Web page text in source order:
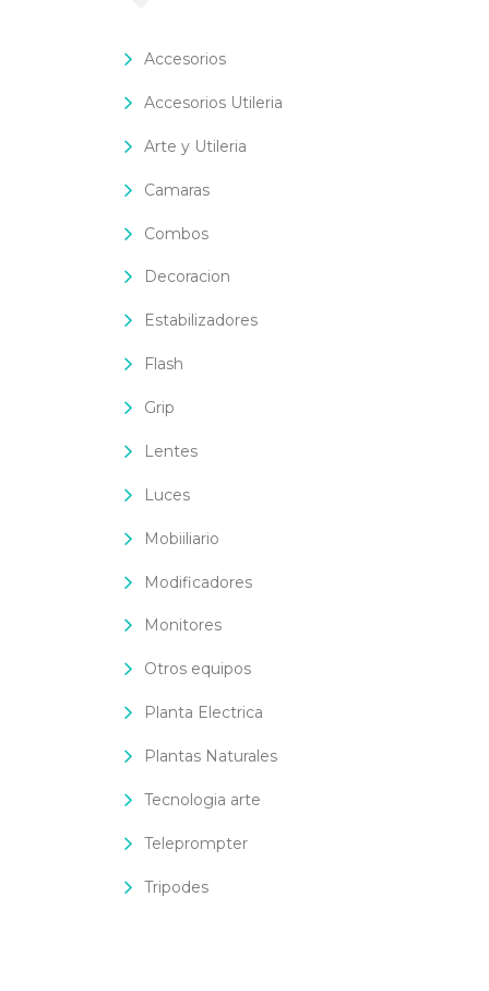
Accesorios
Accesorios Utileria
Arte y Utileria
Camaras
Combos
Decoracion
Estabilizadores
Flash
Grip
Lentes
Luces
Mobiiliario
Modificadores
Monitores
Otros equipos
Planta Electrica
Plantas Naturales
Tecnologia arte
Teleprompter
Tripodes